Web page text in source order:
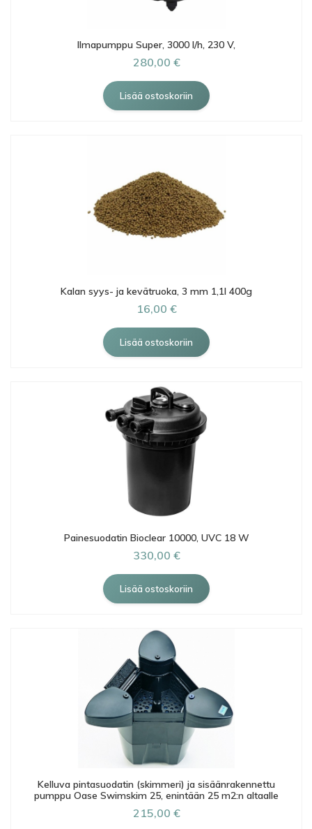
Ilmapumppu Super, 3000 l/h, 230 V,
280,00 €
Kalan syys- ja kevätruoka, 3 mm 1,1l 400g
16,00 €
Painesuodatin Bioclear 10000, UVC 18 W
330,00 €
Kelluva pintasuodatin (skimmeri) ja sisäänrakennettu
pumppu Oase Swimskim 25, enintään 25 m2:n altaalle
215,00 €